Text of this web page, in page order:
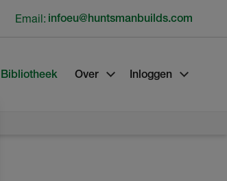
Bibliotheek Over Inloggen
Email: infoeu@huntsmanbuilds.com